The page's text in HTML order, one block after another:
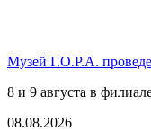
Музей Г.О.Р.А.
8 и 9 августа в
08.08.2026